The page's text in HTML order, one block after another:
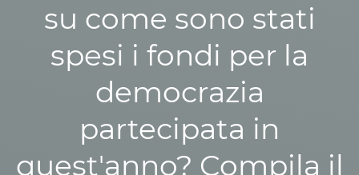
su come sono stati
spesi i fondi per la
democrazia
partecipata in
quest'anno? Compila il